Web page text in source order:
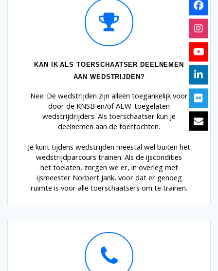
KAN IK ALS TOERSCHAATSER DEELNEMEN
AAN WEDSTRIJDEN?
Nee. De wedstrijden zijn alleen toegankelijk voor
door de KNSB en/of AEW-toegelaten
wedstrijdrijders. Als toerschaatser kun je
deelnemen aan de toertochten.
Je kunt tijdens wedstrijden meestal wel buiten het
wedstrijdparcours trainen. Als de ijscondities
het toelaten, zorgen we er, in overleg met
ijsmeester Norbert Jank, voor dat er genoeg
ruimte is voor alle toerschaatsers om te trainen.